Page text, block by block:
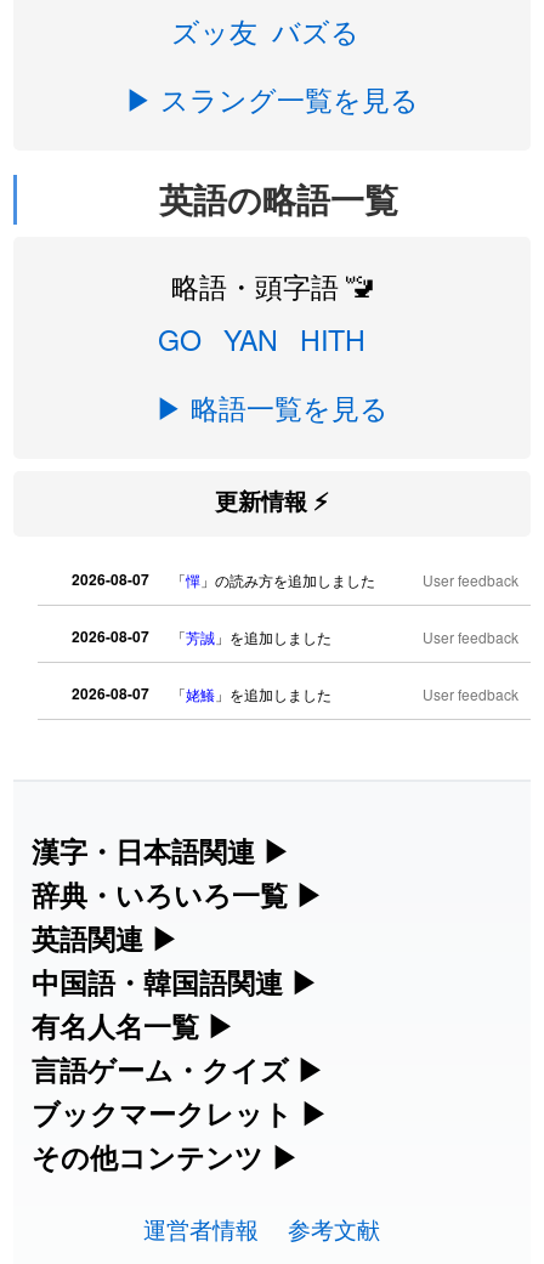
ズッ友 バズる
▶ スラング一覧を見る
英語の略語一覧
略語・頭字語 🚾
GO YAN
HITH
▶ 略語一覧を見る
更新情報 ⚡
2026-08-07 「憚 」の読み方を追加しました User feedback
2026-08-07 「芳誠 」を追加しました User feedback
2026-08-07 「姥鱶 」を追加しました User feedback
2026-08-06 「 」のイメージを追加しました
2026-08-06 「 元旦」のイメージを追加しました
2026-08-06 「
2026-08-06
2026-08-06 胆石」のイメージを追加しました
2026-08-06 「下取」のイメージを追加しました
2026-08-06 「無性 」のイメージを追加しました
2026-08-06 「黃」のイメージを追加しました
漢字・日本語関連 ▶
漢字の読み方検索、手書き入力、書き順
練習など、日本語学習に役立つツールを
集めています。
人名漢字辞典 - 読み方検索
手書き漢字入力
漢字の書き方・書き順 書き取り練習
辞典・いろいろ一覧 ▶
部首・画数別の漢字一覧、熟語辞典、地
名・駅名検索など、各種リファレンスツ
ールです。
部首画数別漢字一覧
常用漢字一覧
英語関連 ▶
カタカナ語・略語の意味検索、発音記
号、リスニング練習など英語学習ツール
です。
カタカナ語の意味・発音・類語辞典
英語の発音記号一覧
英単語リスニングテスト
中国語・韓国語関連 ▶
中国語のピンイン変換、韓国語の手書き
入力など、アジア言語学習ツールです。
手書き中国語入力 変換ツール
有名人名一覧 ▶
海外セレブやスポーツ選手の名前の読み
方・発音を確認できます。
海外有名人の苗字・名前一覧と発音
言語ゲーム・クイズ ▶
四字熟語パズルや漢字クイズなど、楽し
みながら学べるゲームです。
ブックマークレット ▶
ブラウザに登録して、どのサイトからで
す。
その他コンテンツ ▶
その他の便利ツールです。
運営者情報
参考文献